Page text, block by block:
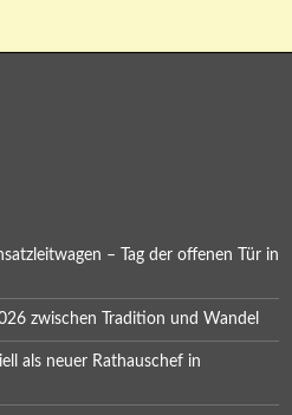
– Tag der offenen Tür in
zwischen Tradition und Wandel
als neuer Rathauschef in